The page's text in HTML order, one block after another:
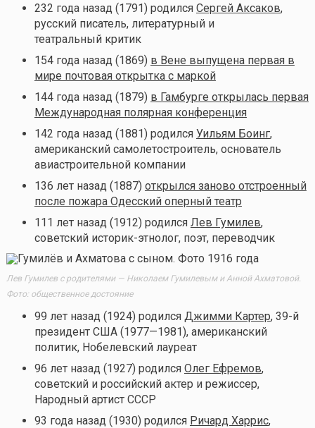
232 года назад (1791) родился Сергей Аксаков,
русский писатель, литературный и
театральный критик
154 года назад (1869) в Вене выпущена первая в
мире почтовая открытка с маркой
144 года назад (1879) в Гамбурге открылась первая
Международная полярная конференция
142 года назад (1881) родился Уильям Боинг,
американский самолетостроитель, основатель
авиастроительной компании
136 лет назад (1887) открылся заново отстроенный
после пожара Одесский оперный театр
111 лет назад (1912) родился Лев Гумилев,
советский историк-этнолог, поэт, переводчик
Лев Гумилев с родителями — Николаем Гумилевым и Анной Ахматовой.
Фото: общественное достояние
99 лет назад (1924) родился Джимми Картер, 39-й
президент США (1977—1981), американский
политик, Нобелевский лауреат
96 лет назад (1927) родился Олег Ефремов,
советский и российский актер и режиссер,
Народный артист СССР
93 года назад (1930) родился Ричард Харрис,